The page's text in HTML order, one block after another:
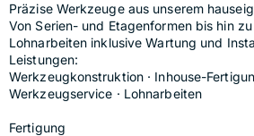
Präzise Werkzeuge aus unserem
Von Serien- und Etagenformen bis hin
Lohnarbeiten inklusive Wartung und
Leistungen:
Werkzeugkonstruktion · Inhouse-
Werkzeugservice · Lohnarbeiten
Fertigung